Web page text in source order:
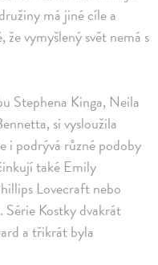
má jiné cíle a
že vymyšlený svět nemá s
Stephena Kinga, Neila
si vysloužila
i podrývá různé podoby
také Emily
Lovecraft nebo
Kostky dvakrát
a třikrát byla